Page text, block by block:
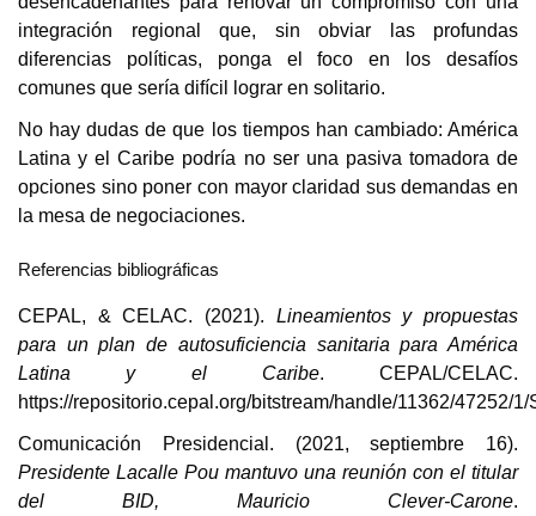
integración regional que, sin obviar las profundas
diferencias políticas, ponga el foco en los desafíos
comunes que sería difícil lograr en solitario.
No hay dudas de que los tiempos han cambiado: América
Latina y el Caribe podría no ser una pasiva tomadora de
opciones sino poner con mayor claridad sus demandas en
la mesa de negociaciones.
Referencias bibliográficas
CEPAL, & CELAC. (2021). Lineamientos y propuestas
para un plan de autosuficiencia sanitaria para América
Latina y el Caribe. CEPAL/CELAC.
https://repositorio.cepal.org/bitstream/handle/11362/47252/
Comunicación Presidencial. (2021, septiembre 16).
Presidente Lacalle Pou mantuvo una reunión con el titular
del BID, Mauricio Clever-Carone.